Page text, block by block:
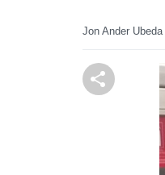
Jon Ander Ubeda